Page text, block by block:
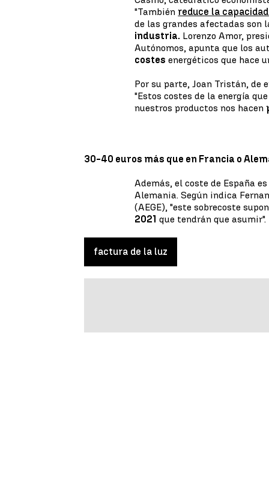
"También reduce la
de las grandes afectadas son
industria. Lorenzo Amor,
Autónomos, apunta que los
costes energéticos que hace
Por su parte, Joan Tristán,
"Estos costes de la energía
nuestros productos nos hacen
30-40 euros más que en Francia o
Además, el coste de España
Alemania. Según indica
(AEGE), "este sobrecoste
2021 que tendrán que asumir".
factura de la luz